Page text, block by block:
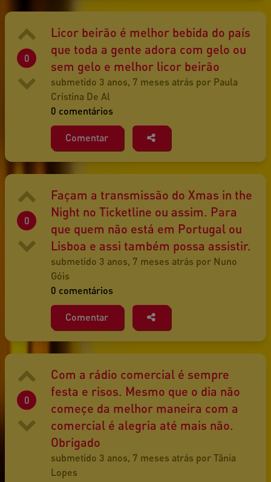
0
Licor beirão é melhor bebida do país
que toda a gente adora com gelo ou
sem gelo e melhor licor beirão
submetido 3 anos, 7 meses atrás por Paula
Cristina De Al
0 comentários
Comentar
0
Façam a transmissão do Xmas in the
Night no Ticketline ou assim. Para
que quem não está em Portugal ou
Lisboa e assi também possa assistir.
submetido 3 anos, 7 meses atrás por Nuno
Góis
0 comentários
Comentar
0
Com a rádio comercial é sempre
festa e risos. Mesmo que o dia não
começe da melhor maneira com a
comercial é alegria até mais não.
Obrigado
submetido 3 anos, 7 meses atrás por Tânia
Lopes